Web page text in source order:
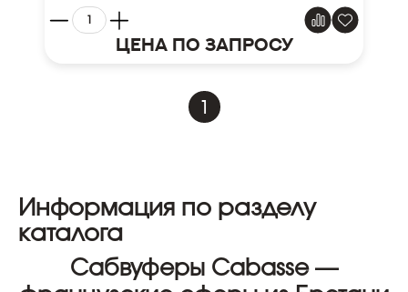
Цена по запросу
1
Информация по разделу
каталога
Сабвуферы Cabasse —